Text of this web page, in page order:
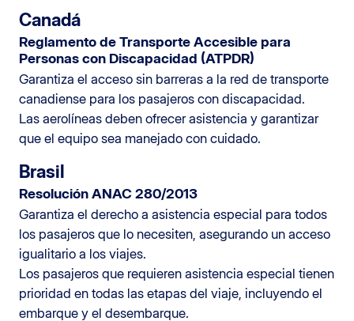
Canadá
Reglamento de Transporte Accesible para
Personas con Discapacidad (ATPDR)
Garantiza el acceso sin barreras a la red de transporte
canadiense para los pasajeros con discapacidad.
Las aerolíneas deben ofrecer asistencia y garantizar
que el equipo sea manejado con cuidado.
Brasil
Resolución ANAC 280/2013
Garantiza el derecho a asistencia especial para todos
los pasajeros que lo necesiten, asegurando un acceso
igualitario a los viajes.
Los pasajeros que requieren asistencia especial tienen
prioridad en todas las etapas del viaje, incluyendo el
embarque y el desembarque.